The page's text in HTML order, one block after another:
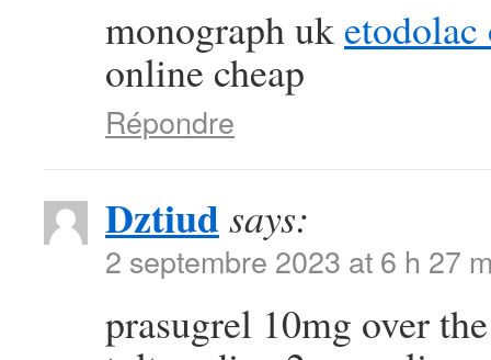
monograph uk etodolac
online cheap
Répondre
Dztiudsays:
2 septembre 2023 at 6 h 27
prasugrel 10mg over